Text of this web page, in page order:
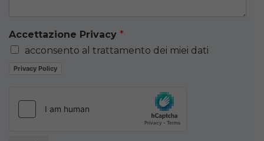
Accettazione Privacy *
acconsento al trattamento dei miei dati
Privacy Policy